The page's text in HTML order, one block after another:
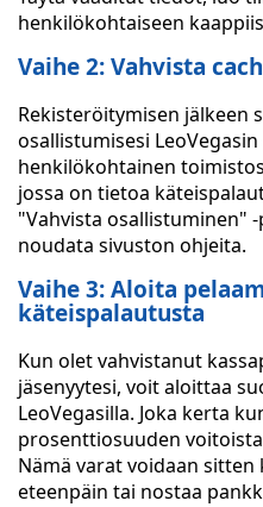
henkilökohtaiseen
Vaihe 2: Vahvista
Rekisteröitymisen jälkeen
osallistumisesi
henkilökohtainen
jossa on tietoa
"Vahvista osallistuminen"
noudata sivuston ohjeita.
Vaihe 3: Aloita
käteispalautusta
Kun olet vahvistanut
jäsenyytesi, voit aloittaa
LeoVegasilla. Joka kerta
prosenttiosuuden
Nämä varat voidaan sitten
eteenpäin tai nostaa